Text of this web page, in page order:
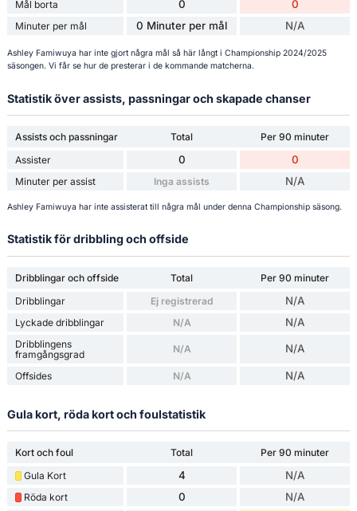
Mål borta 0 0
Minuter per mål 0 Minuter per mål N/A
Ashley Famiwuya har inte gjort några mål så här långt i Championship 2024/2025
säsongen. Vi får se hur de presterar i de kommande matcherna.
Statistik över assists, passningar och skapade chanser
Assists och passningar Total
Per 90 minuter
Assister
0 0
Minuter per assist Inga assists N/A
Ashley Famiwuya har inte assisterat till några mål under denna Championship säsong.
Statistik för dribbling och offside
Dribblingar och offside Total
Per 90 minuter
Dribblingar
Ej registrerad N/A
Lyckade dribblingar N/A N/A
Dribblingens
framgångsgrad
N/A N/A
Offsides N/A N/A
Gula kort, röda kort och foulstatistik
Kort och foul Total
Per 90 minuter
Gula Kort
4 N/A
Röda kort 0 N/A